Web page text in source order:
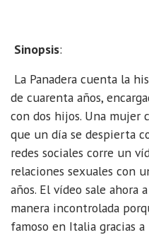
Sinopsis:
La Panadera cuenta la
de cuarenta años,
con dos hijos. Una mujer
que un día se despierta
redes sociales corre un
relaciones sexuales con
años. El vídeo sale ahora
manera incontrolada
famoso en Italia gracias